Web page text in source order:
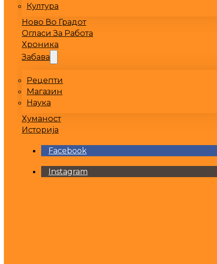
Култура
Ново Во Градот
Огласи За Работа
Хроника
Забава
Рецепти
Магазин
Наука
Хуманост
Историја
Facebook
Instagram